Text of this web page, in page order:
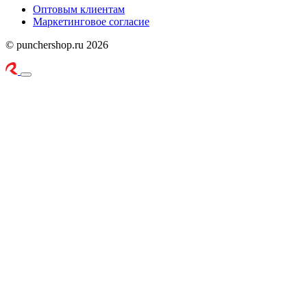
Оптовым клиентам
Маркетинговое согласие
© punchershop.ru 2026